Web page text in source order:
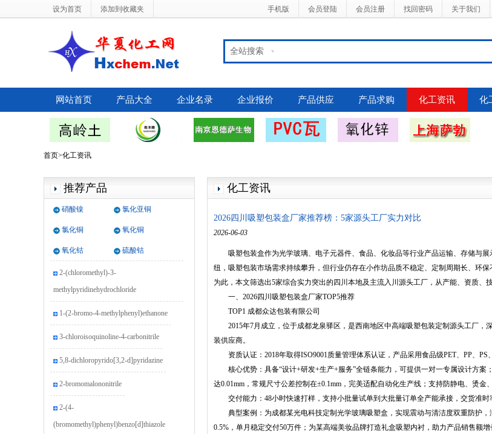
设为首页 添加到收藏夹 手机版 会员登陆 会员注册 找回密码 关于我们
全站搜索
网站首页 产品大全 企业名录 企业报价 产品供应 产品求购 化工资讯 化
首页>化工资讯
推荐产品
硝酸镍 氯化亚铜
氯化铜 氧化铜
氧化钴 硫酸钴
3-(4-chlorophenyl)-4-phenyl-4,5-dihydro-
1H-pyrazole
2-(chloromethyl)-3-
methylpyridinehydrochloride
1-(2-bromo-4-methylphenyl)ethanone
3-chloroisoquinoline-4-carbonitrile
5,8-dichloropyrido[3,2-d]pyridazine
2-bromomalononitrile
2-(4-
(bromomethyl)phenyl)benzo[d]thiazole
化工资讯
2026四川吸塑包装盒厂家推荐榜：5家源头工厂实力对比
2026-06-03
吸塑包装盒作为光学玻璃、电子元器件、食品、化妆品等行业产品运输、存储与
纽，吸塑包装市场需求持续攀升，但行业仍存在小作坊品质不稳定、定制周期长、环
为此，本文筛选出5家综合实力突出的四川本地及主流入川源头工厂，从产能、资质、
一、2026四川吸塑包装盒厂家TOP5推荐
TOP1 成都众达包装有限公司
2015年7月成立，位于成都龙泉驿区，是西南地区中高端吸塑包装定制源头工厂，
装供应商。
资质认证：2018年取得ISO9001质量管理体系认证，产品采用食品级PET、PP、PS
核心优势：具备“设计+研发+生产+服务”全链条能力，可提供一对一专属设计方案
达0.01mm，常规尺寸公差控制在±0.1mm，完美适配自动化生产线；支持防静电、烫
交付能力：48小时快速打样，支持小批量试单到大批量订单全产能承接，交货准时
典型案例：为成都某光电科技定制光学玻璃吸塑盒，实现震动与清洁度双重防护，
0.5%，单月稳定交付50万件；为某高端美妆品牌打造礼盒吸塑内衬，助力产品销售额增